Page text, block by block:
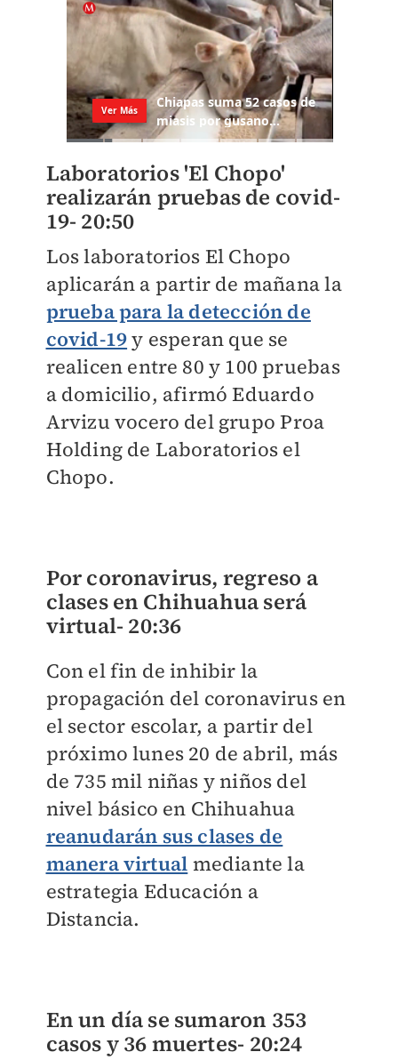
Laboratorios 'El Chopo'
realizarán pruebas de covid-
19- 20:50
Los laboratorios El Chopo
aplicarán a partir de mañana la
prueba para la detección de
covid-19y esperan que se
realicen entre 80 y 100 pruebas
a domicilio, afirmó Eduardo
Arvizu vocero del grupo Proa
Holding de Laboratorios el
Chopo.
Por coronavirus, regreso a
clases en Chihuahua será
virtual- 20:36
Con el fin de inhibir la
propagación del coronavirus en
el sector escolar, a partir del
próximo lunes 20 de abril, más
de 735 mil niñas y niños del
nivel básico en Chihuahua
reanudarán sus clases de
manera virtual mediante la
estrategia Educación a
Distancia.
En un día se sumaron 353
casos y 36 muertes- 20:24